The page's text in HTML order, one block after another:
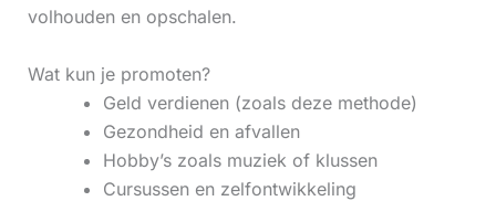
volhouden en opschalen.
Wat kun je promoten?
Geld verdienen (zoals deze methode)
Gezondheid en afvallen
Hobby’s zoals muziek of klussen
Cursussen en zelfontwikkeling